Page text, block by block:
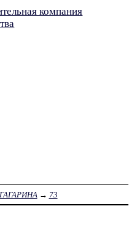
компания
ГАГАРИНА → 73